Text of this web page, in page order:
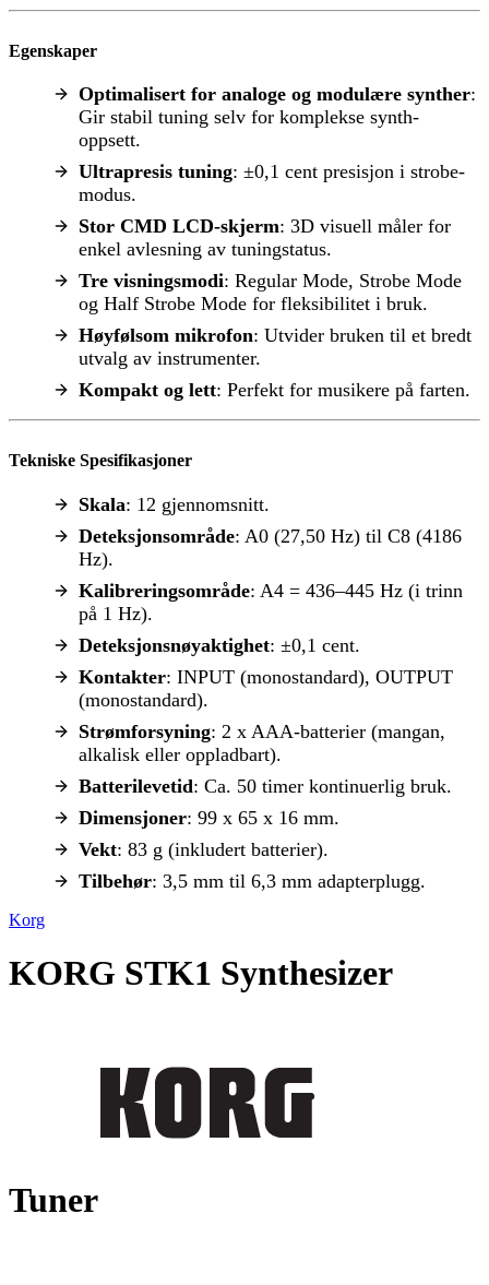
Egenskaper
Optimalisert for analoge og modulære synther:
Gir stabil tuning selv for komplekse synth-
oppsett.
Ultrapresis tuning: ±0,1 cent presisjon i strobe-
modus.
Stor CMD LCD-skjerm: 3D visuell måler for
enkel avlesning av tuningstatus.
Tre visningsmodi: Regular Mode, Strobe Mode
og Half Strobe Mode for fleksibilitet i bruk.
Høyfølsom mikrofon: Utvider bruken til et bredt
utvalg av instrumenter.
Kompakt og lett: Perfekt for musikere på farten.
Tekniske Spesifikasjoner
Skala: 12 gjennomsnitt.
Deteksjonsområde: A0 (27,50 Hz) til C8 (4186
Hz).
Kalibreringsområde: A4 = 436–445 Hz (i trinn
på 1 Hz).
Deteksjonsnøyaktighet: ±0,1 cent.
Kontakter: INPUT (monostandard), OUTPUT
(monostandard).
Strømforsyning: 2 x AAA-batterier (mangan,
alkalisk eller oppladbart).
Batterilevetid: Ca. 50 timer kontinuerlig bruk.
Dimensjoner: 99 x 65 x 16 mm.
Vekt: 83 g (inkludert batterier).
Tilbehør: 3,5 mm til 6,3 mm adapterplugg.
Korg
KORG STK1 Synthesizer
Tuner